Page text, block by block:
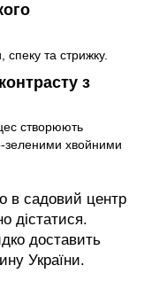
та стрижку.
з
створюють
зеленими хвойними
в садовий центр
дістатися.
доставить
України.